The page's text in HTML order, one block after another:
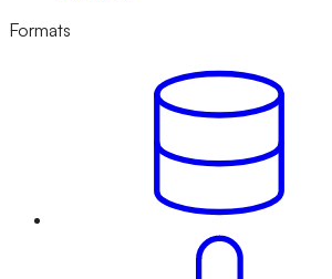
Formats